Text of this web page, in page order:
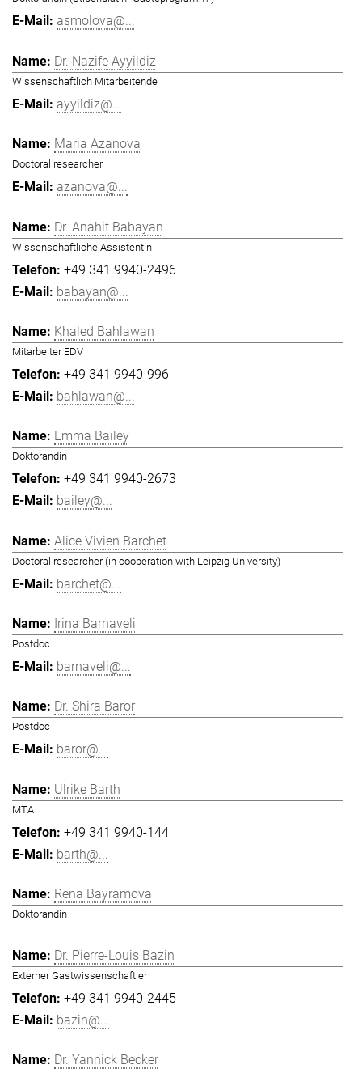
asmolova@...
Dr. Nazife Ayyildiz
Wissenschaftlich Mitarbeitende
ayyildiz@...
Maria Azanova
Doctoral researcher
azanova@...
Dr. Anahit Babayan
Wissenschaftliche Assistentin
+49 341 9940-2496
babayan@...
Khaled Bahlawan
Mitarbeiter EDV
+49 341 9940-996
bahlawan@...
Emma Bailey
Doktorandin
+49 341 9940-2673
bailey@...
Alice Vivien Barchet
Doctoral researcher (in cooperation with Leipzig University)
barchet@...
Irina Barnaveli
Postdoc
barnaveli@...
Dr. Shira Baror
Postdoc
baror@...
Ulrike Barth
MTA
+49 341 9940-144
barth@...
Rena Bayramova
Doktorandin
Dr. Pierre-Louis Bazin
Externer Gastwissenschaftler
+49 341 9940-2445
bazin@...
Dr. Yannick Becker